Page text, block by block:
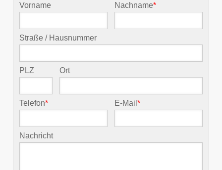
Vorname Nachname*
Straße / Hausnummer
PLZ Ort
Telefon* E-Mail*
Nachricht